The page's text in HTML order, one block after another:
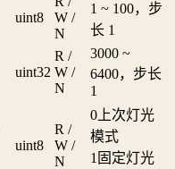
uint8
W /
N
1 ~ 100，步
长 1
uint32
R /
W /
N
3000 ~
6400，步长
1
uint8
R /
W /
N
0 上次灯光
模式
1 固定灯光